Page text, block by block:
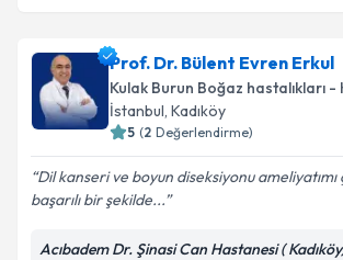
Prof. Dr. Bülent Evren Erkul
Kulak Burun Boğaz hastalıkları -
İstanbul, Kadıköy
5 (2 Değerlendirme)
Dil kanseri ve boyun diseksiyonu ameliyatımı
başarılı bir şekilde...
Acıbadem Dr. Şinasi Can Hastanesi (